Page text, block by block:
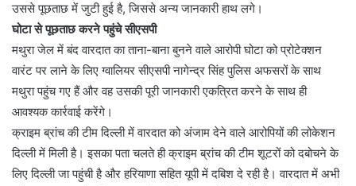
उससे पूछताछ में जुटी हुई है, जिससे अन्य जानकारी हाथ लगे।
घोटा से पूछताछ करने पहुंचे सीएसपी
मथुरा जेल में बंद वारदात का ताना-बाना बुनने वाले आरोपी घोटा को प्रोटेक्शन
वारंट पर लाने के लिए ग्वालियर सीएसपी नागेन्द्र सिंह पुलिस अफसरों के साथ
मथुरा पहुंच गए हैं और वह उसकी पूरी जानकारी एकत्रित करने के साथ ही
आवश्यक कार्रवाई करेंगे।
क्राइम ब्रांच की टीम दिल्ली में वारदात को अंजाम देने वाले आरोपियों की लोकेशन
दिल्ली में मिली है। इसका पता चलते ही क्राइम ब्रांच की टीम शूटरों को दबोचने के
लिए दिल्ली जा पहुंची है और हरियाणा सहित यूपी में दबिश दे रही है। वारदात में अभी